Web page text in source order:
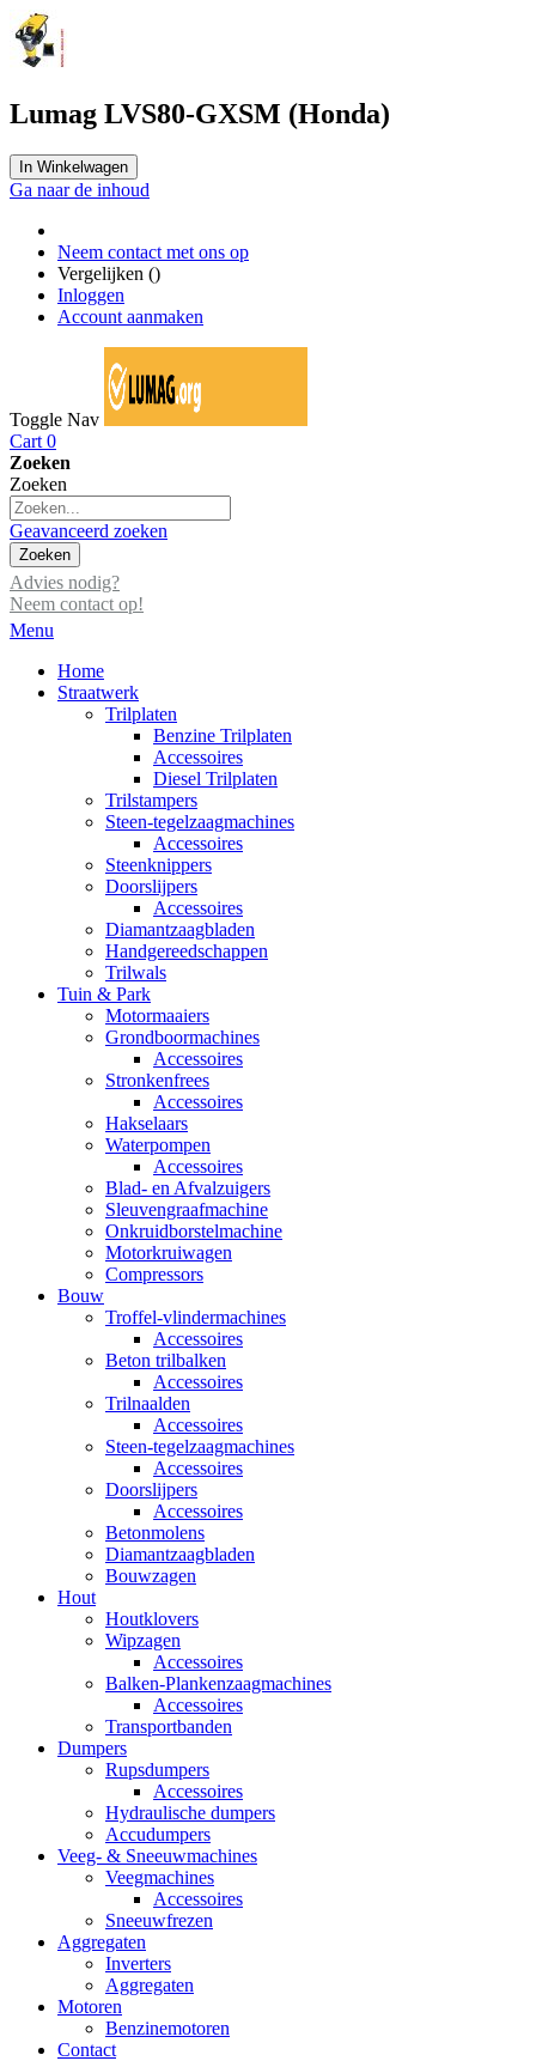
Lumag LVS80-GXSM (Honda)
In Winkelwagen
Ga naar de inhoud
Neem contact met ons op
Vergelijken ()
Inloggen
Account aanmaken
Toggle Nav
Cart 0
Zoeken
Zoeken
Geavanceerd zoeken
Zoeken
Advies nodig?
Neem contact op!
Menu
Home
Straatwerk
Trilplaten
Benzine Trilplaten
Accessoires
Diesel Trilplaten
Trilstampers
Steen-tegelzaagmachines
Accessoires
Steenknippers
Doorslijpers
Accessoires
Diamantzaagbladen
Handgereedschappen
Trilwals
Tuin & Park
Motormaaiers
Grondboormachines
Accessoires
Stronkenfrees
Accessoires
Hakselaars
Waterpompen
Accessoires
Blad- en Afvalzuigers
Sleuvengraafmachine
Onkruidborstelmachine
Motorkruiwagen
Compressors
Bouw
Troffel-vlindermachines
Accessoires
Beton trilbalken
Accessoires
Trilnaalden
Accessoires
Steen-tegelzaagmachines
Accessoires
Doorslijpers
Accessoires
Betonmolens
Diamantzaagbladen
Bouwzagen
Hout
Houtklovers
Wipzagen
Accessoires
Balken-Plankenzaagmachines
Accessoires
Transportbanden
Dumpers
Rupsdumpers
Accessoires
Hydraulische dumpers
Accudumpers
Veeg- & Sneeuwmachines
Veegmachines
Accessoires
Sneeuwfrezen
Aggregaten
Inverters
Aggregaten
Motoren
Benzinemotoren
Contact